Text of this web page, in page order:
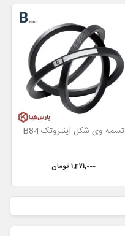
تسمه وی شکل اینتروتک B84
1,471,000 تومان